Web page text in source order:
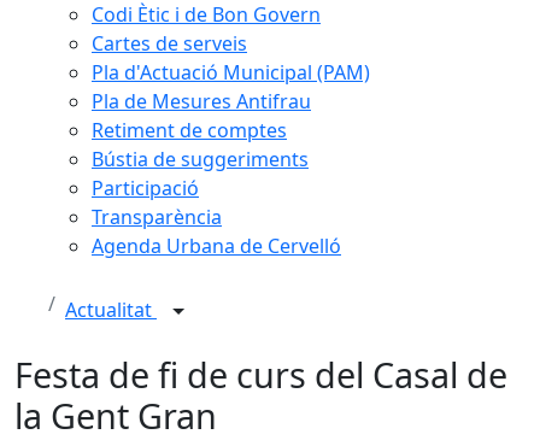
Codi Ètic i de Bon Govern
Cartes de serveis
Pla d'Actuació Municipal (PAM)
Pla de Mesures Antifrau
Retiment de comptes
Bústia de suggeriments
Participació
Transparència
Agenda Urbana de Cervelló
Actualitat
Festa de fi de curs del Casal de
la Gent Gran